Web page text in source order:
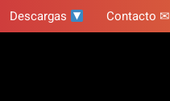
Descargas Contacto ✉